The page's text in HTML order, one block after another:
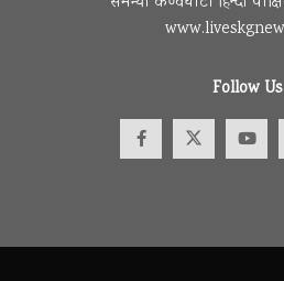
Follow Us